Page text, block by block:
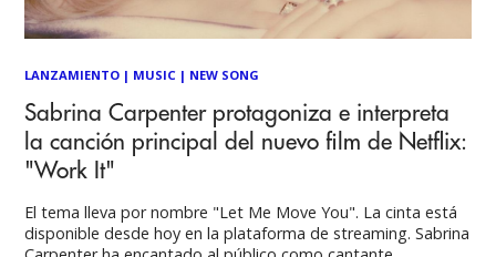
LANZAMIENTO | MUSIC | NEW SONG
Sabrina Carpenter protagoniza e interpreta
la canción principal del nuevo film de Netflix:
"Work It"
El tema lleva por nombre "Let Me Move You". La cinta está
disponible desde hoy en la plataforma de streaming. Sabrina